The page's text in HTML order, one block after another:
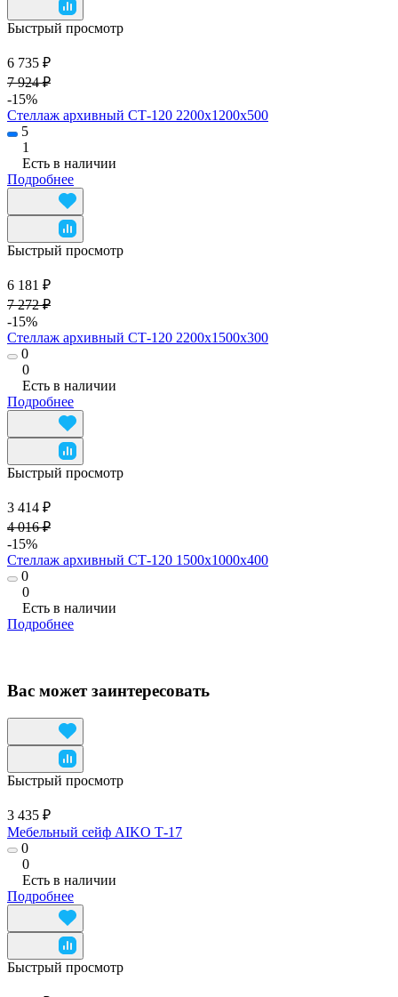
Быстрый просмотр
6 735 ₽
7 924 ₽
-15%
Стеллаж архивный СТ-120 2200х1200х500
5
1
Есть в наличии
Подробнее
Быстрый просмотр
6 181 ₽
7 272 ₽
-15%
Стеллаж архивный СТ-120 2200x1500x300
0
0
Есть в наличии
Подробнее
Быстрый просмотр
3 414 ₽
4 016 ₽
-15%
Стеллаж архивный СТ-120 1500х1000х400
0
0
Есть в наличии
Подробнее
Вас может заинтересовать
Быстрый просмотр
3 435 ₽
Мебельный сейф AIKO Т-17
0
0
Есть в наличии
Подробнее
Быстрый просмотр